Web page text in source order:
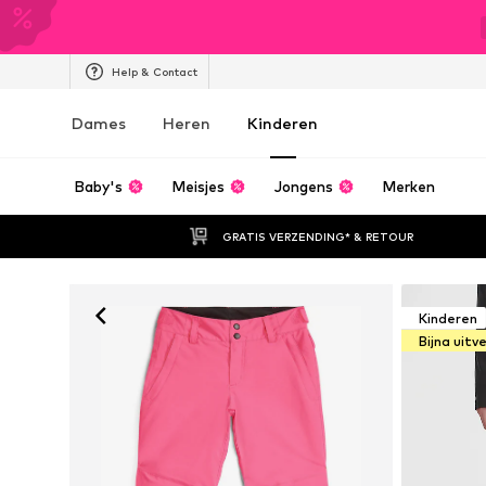
Help & Contact
Dames Heren Kinderen
Baby's Meisjes Jongens Merken
GRATIS VERZENDING* & RETOUR
Kinderen
Bijna